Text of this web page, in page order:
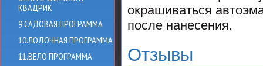
КВАДРИК
9.САДОВАЯ ПРОГРАММА
10.ЛОДОЧНАЯ ПРОГРАММА
11.ВЕЛО ПРОГРАММА
окрашиваться
после нанесения.
Отзывы